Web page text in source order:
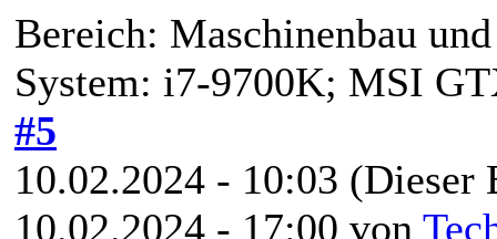
Bereich: Maschinenbau
System: i7-9700K; MSI
#5
10.02.2024 - 10:03 (Dieser
10.02.2024 - 17:00 von